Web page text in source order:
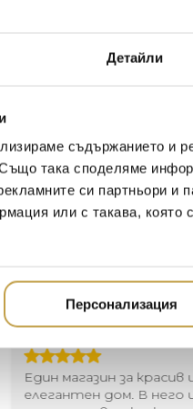
Детайли
съдържанието и
така споделяме
си партньори и
или с такава, която
Персонализация
The
Иван Иванов
2020-05-20
Един магазин за красив
елегантен дом. В него